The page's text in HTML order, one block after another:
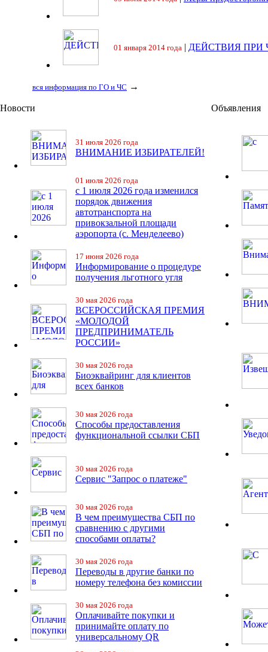
01 января 2014 года | ДЕЙСТВИЯ ПРИ
вся информация по ГО и ЧС →
Новости
31 июля 2026 года
ВНИМАНИЕ ИЗБИРАТЕЛЕЙ!
01 июля 2026 года
с 1 июля 2026 года изменился
порядок движения
автотранспорта на
привокзальной площади
аэропорта (с. Менделеево)
17 июня 2026 года
Информирование о процедуре
получения льготного угля
30 мая 2026 года
ВСЕРОССИЙСКАЯ ПРЕМИЯ
«МОЛОДОЙ
ПРЕДПРИНИМАТЕЛЬ
РОССИИ»
30 мая 2026 года
Биоэквайринг для клиентов
всех банков
30 мая 2026 года
Способы предоставления
функциональной ссылки СБП
30 мая 2026 года
Сервис "Запрос о платеже"
30 мая 2026 года
В чем преимущества СБП по
сравнению с другими
способами оплаты?
30 мая 2026 года
Переводы в другие банки по
номеру телефона без комиссии
30 мая 2026 года
Оплачивайте покупки и
принимайте оплату по
универсальному QR
Объявления